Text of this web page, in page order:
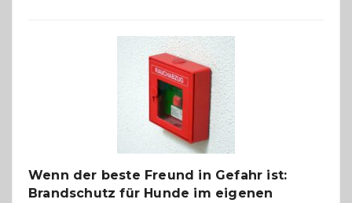
bewusst
herzlich
gestalten
Wenn der beste Freund in Gefahr ist:
Brandschutz für Hunde im eigenen